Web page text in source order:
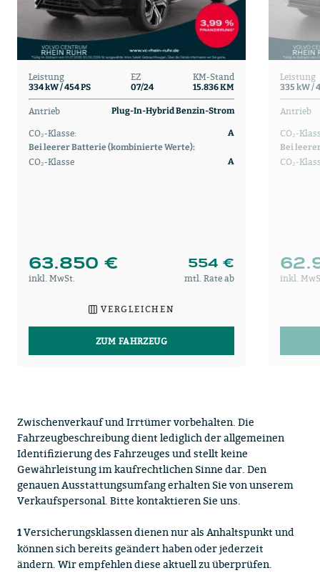
Leistung
334 kW / 454 PS
EZ
07/24
KM-Stand
15.836 KM
Antrieb Plug-In-Hybrid Benzin-Strom
CO₂-Klasse:
A
Bei leerer Batterie (kombinierte Werte):
CO₂-Klasse A
63.850 € 554 €
inkl. MwSt. mtl. Rate ab
VERGLEICHEN
ZUM FAHRZEUG
Leistung
335 kW /
Antrieb
CO₂-
Bei
CO₂-
inkl.
Zwischenverkauf und Irrtümer vorbehalten. Die
Fahrzeugbeschreibung dient lediglich der allgemeinen
Identifizierung des Fahrzeuges und stellt keine
Gewährleistung im kaufrechtlichen Sinne dar. Den
genauen Ausstattungsumfang erhalten Sie von unserem
Verkaufspersonal. Bitte kontaktieren Sie uns.
1Versicherungsklassen dienen nur als Anhaltspunkt und
können sich bereits geändert haben oder jederzeit
ändern. Wir empfehlen diese aktuell zu überprüfen.